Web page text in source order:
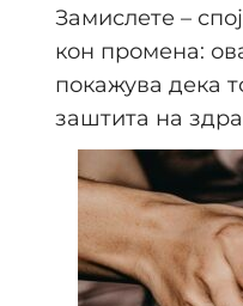
Замислете –
кон промена:
покажува дека
заштита на